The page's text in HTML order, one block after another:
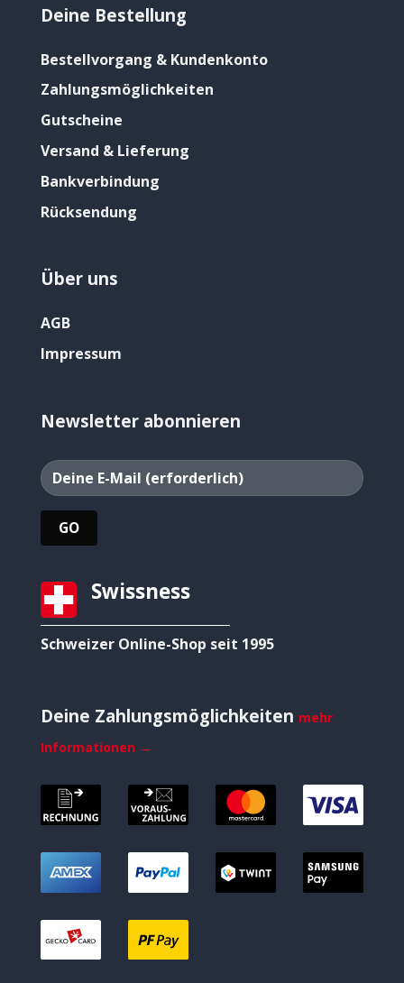
Deine Bestellung
Bestellvorgang & Kundenkonto
Zahlungsmöglichkeiten
Gutscheine
Versand & Lieferung
Bankverbindung
Rücksendung
Über uns
AGB
Impressum
Newsletter abonnieren
Swissness
Schweizer Online-Shop seit 1995
Deine Zahlungsmöglichkeiten mehr
Informationen →